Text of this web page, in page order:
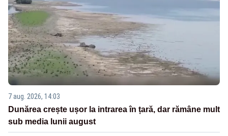
7 aug. 2026, 14:03
Dunărea crește ușor la intrarea în țară, dar rămâne mult
sub media lunii august